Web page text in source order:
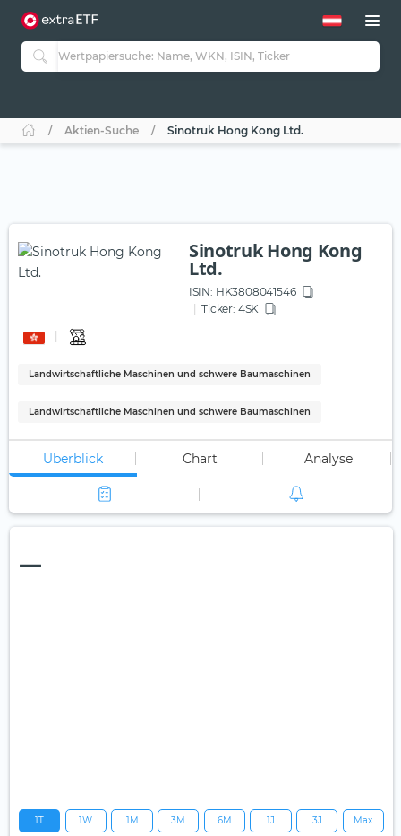
Aktien-Suche Sinotruk Hong Kong Ltd.
Sinotruk Hong Kong
Ltd.
ISIN: HK3808041546
Ticker: 4SK
Landwirtschaftliche Maschinen und schwere Baumaschinen
Landwirtschaftliche Maschinen und schwere Baumaschinen
Überblick Chart Analyse
—
1T 1W 1M 3M 6M 1J 3J Max